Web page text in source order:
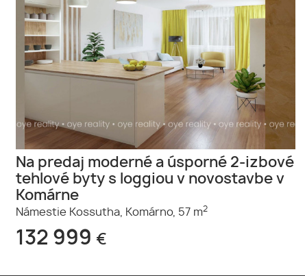
Na predaj moderné a úsporné 2-izbové
tehlové byty s loggiou v novostavbe v
Komárne
Námestie Kossutha, Komárno, 57 m2
132 999 €